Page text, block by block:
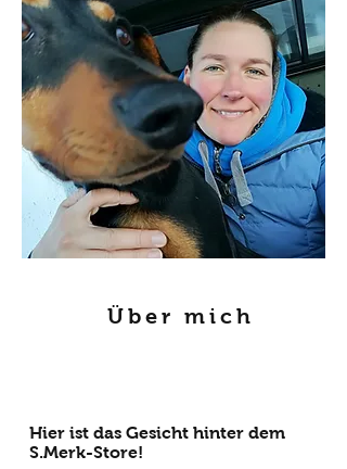
Über mich
Hier ist das Gesicht hinter dem
S.Merk-Store!